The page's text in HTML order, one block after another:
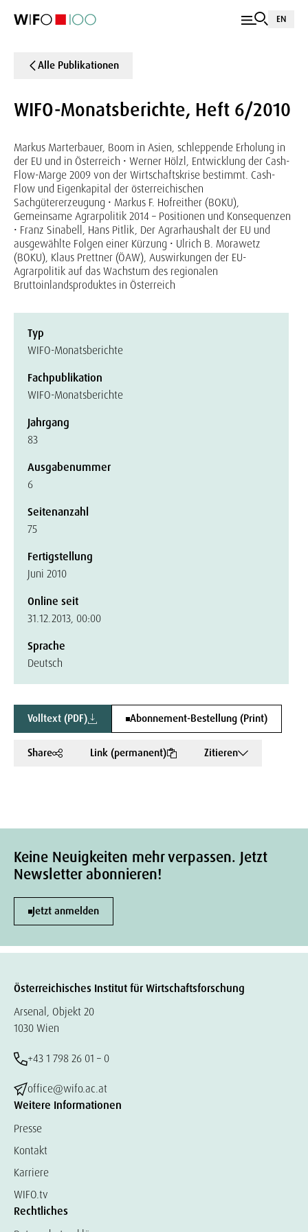
EN
Alle Publikationen
WIFO-Monatsberichte, Heft 6/2010
Markus Marterbauer, Boom in Asien, schleppende Erholung in
der EU und in Österreich • Werner Hölzl, Entwicklung der Cash-
Flow-Marge 2009 von der Wirtschaftskrise bestimmt. Cash-
Flow und Eigenkapital der österreichischen
Sachgütererzeugung • Markus F. Hofreither (BOKU),
Gemeinsame Agrarpolitik 2014 – Positionen und Konsequenzen
• Franz Sinabell, Hans Pitlik, Der Agrarhaushalt der EU und
ausgewählte Folgen einer Kürzung • Ulrich B. Morawetz
(BOKU), Klaus Prettner (ÖAW), Auswirkungen der EU-
Agrarpolitik auf das Wachstum des regionalen
Bruttoinlandsproduktes in Österreich
Typ
WIFO-Monatsberichte
Fachpublikation
WIFO-Monatsberichte
Jahrgang
83
Ausgabenummer
6
Seitenanzahl
75
Fertigstellung
Juni 2010
Online seit
31.12.2013, 00:00
Sprache
Deutsch
Volltext (PDF) Abonnement-Bestellung (Print)
Share Link (permanent) Zitieren
Keine Neuigkeiten mehr verpassen. Jetzt
Newsletter abonnieren!
Jetzt anmelden
Österreichisches Institut für Wirtschaftsforschung
Arsenal, Objekt 20
1030 Wien
+43 1 798 26 01 – 0
office@wifo.ac.at
Weitere Informationen
Presse
Kontakt
Karriere
WIFO.tv
Rechtliches